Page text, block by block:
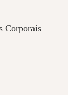
Corporais